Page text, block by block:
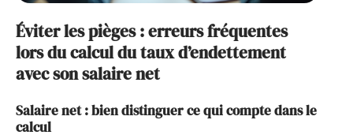
Éviter les pièges : erreurs fréquentes
lors du calcul du taux d’endettement
avec son salaire net
Salaire net : bien distinguer ce qui compte dans le
calcul